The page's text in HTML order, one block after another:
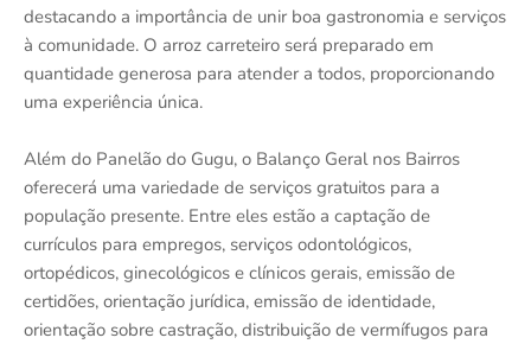
destacando a importância de unir boa gastronomia e serviços
à comunidade. O arroz carreteiro será preparado em
quantidade generosa para atender a todos, proporcionando
uma experiência única.
Além do Panelão do Gugu, o Balanço Geral nos Bairros
oferecerá uma variedade de serviços gratuitos para a
população presente. Entre eles estão a captação de
currículos para empregos, serviços odontológicos,
ortopédicos, ginecológicos e clínicos gerais, emissão de
certidões, orientação jurídica, emissão de identidade,
orientação sobre castração, distribuição de vermífugos para